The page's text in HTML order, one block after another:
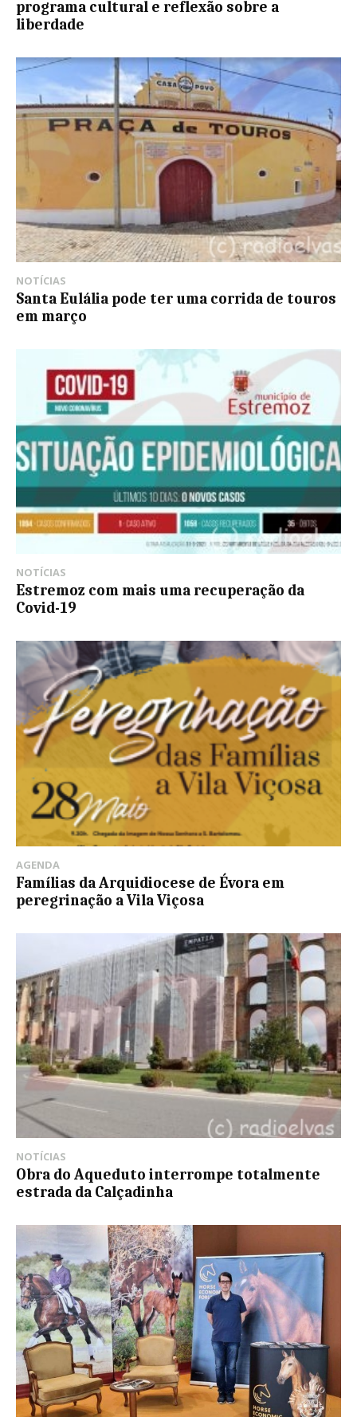
programa cultural e reflexão sobre a
liberdade
NOTÍCIAS
Santa Eulália pode ter uma corrida de touros
em março
NOTÍCIAS
Estremoz com mais uma recuperação da
Covid-19
AGENDA
Famílias da Arquidiocese de Évora em
peregrinação a Vila Viçosa
NOTÍCIAS
Obra do Aqueduto interrompe totalmente
estrada da Calçadinha